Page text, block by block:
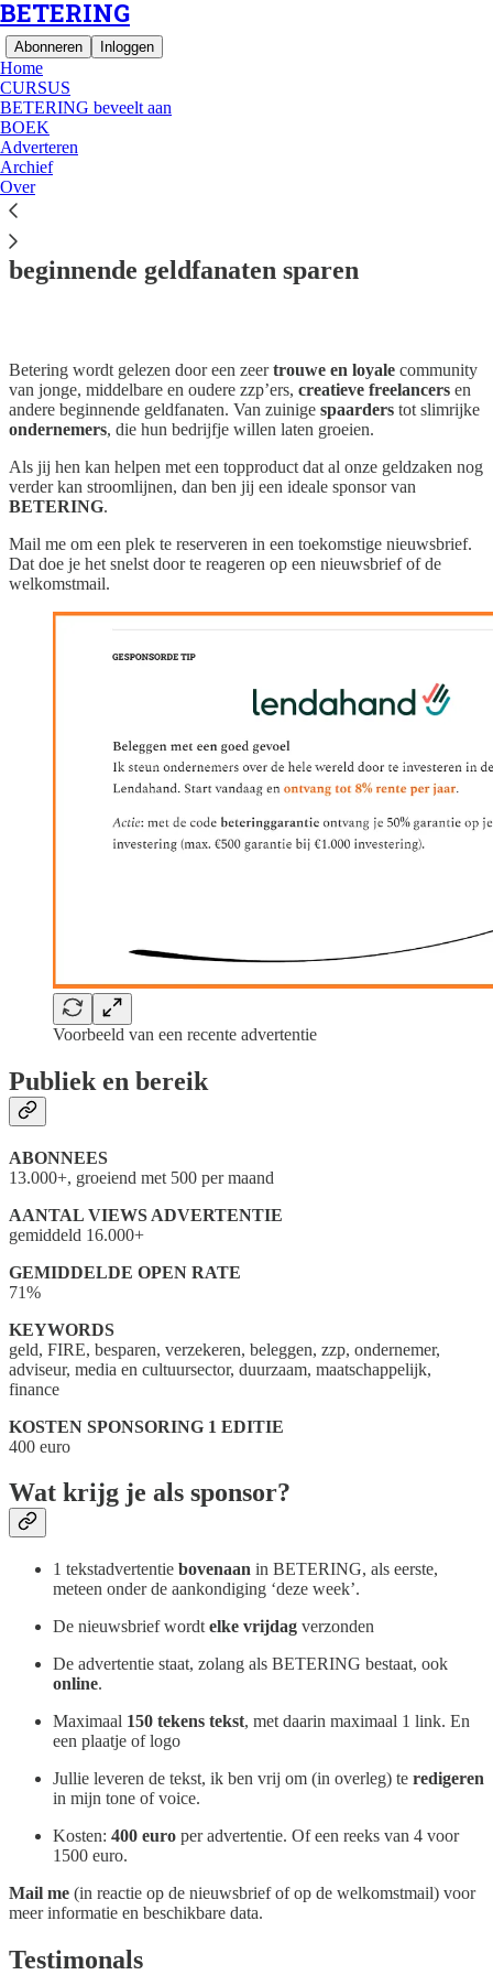
BETERING
Abonneren Inloggen
Home
CURSUS
BETERING beveelt aan
BOEK
Adverteren
Archief
Over
Adverteer in BETERING: help 13.000+
beginnende geldfanaten sparen
Betering wordt gelezen door een zeertrouwe en loyale community
van jonge, middelbare en oudere zzp’ers, creatieve freelancers en
andere beginnende geldfanaten. Van zuinige spaarders tot slimrijke
ondernemers, die hun bedrijfje willen laten groeien.
Als jij hen kan helpen met een topproduct dat al onze geldzaken nog
verder kan stroomlijnen, dan ben jij een ideale sponsor van
BETERING.
Mail me om een plek te reserveren in een toekomstige nieuwsbrief.
Dat doe je het snelst door te reageren op een nieuwsbrief of de
welkomstmail.
Voorbeeld van een recente advertentie
Publiek en bereik
ABONNEES
13.000+, groeiend met 500 per maand
AANTAL VIEWS ADVERTENTIE
gemiddeld 16.000+
GEMIDDELDE OPEN RATE
71%
KEYWORDS
geld, FIRE, besparen, verzekeren, beleggen, zzp, ondernemer,
adviseur, media en cultuursector, duurzaam, maatschappelijk,
finance
KOSTEN SPONSORING 1 EDITIE
400 euro
Wat krijg je als sponsor?
1 tekstadvertentie bovenaan in BETERING, als eerste,
meteen onder de aankondiging ‘deze week’.
De nieuwsbrief wordt elke vrijdag verzonden
De advertentie staat, zolang als BETERING bestaat, ook
online.
Maximaal 150 tekens tekst, met daarin maximaal 1 link. En
een plaatje of logo
Jullie leveren de tekst, ik ben vrij om (in overleg) te redigeren
in mijn tone of voice.
Kosten: 400 euro per advertentie. Of een reeks van 4 voor
1500 euro.
Mail me (in reactie op de nieuwsbrief of op de welkomstmail) voor
meer informatie en beschikbare data.
Testimonals